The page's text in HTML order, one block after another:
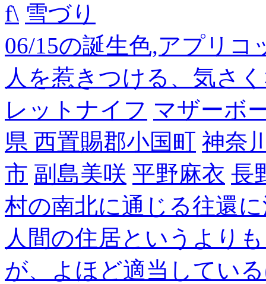
f\ 雪づり
06/15の誕生色,アプリ
人を惹きつける、気さ
レットナイフ マザーボ
県 西置賜郡小国町 神奈
市 副島美咲 平野麻衣 長
村の南北に通じる往還
人間の住居というより
が、よほど適当してい